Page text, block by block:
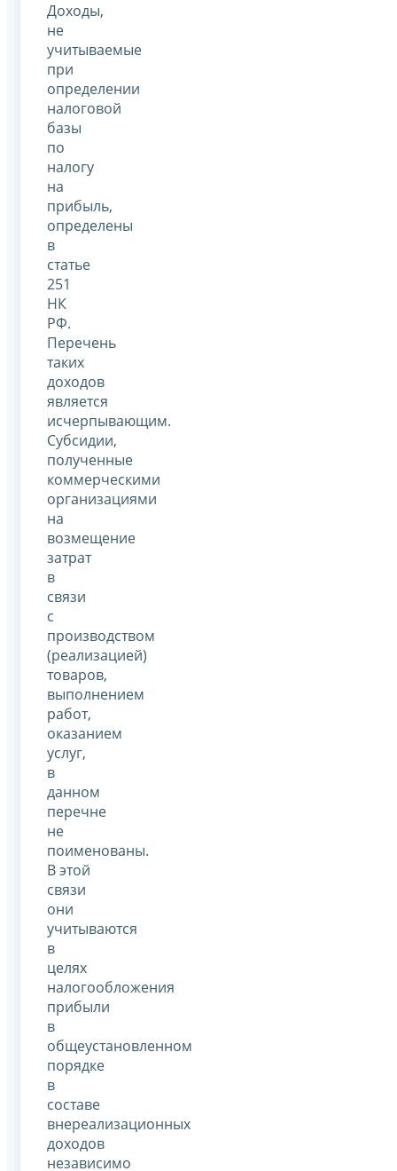
Доходы,
не
учитываемые
при
определении
налоговой
базы
по
налогу
на
прибыль,
определены
в
статье
251
НК
РФ.
Перечень
таких
доходов
является
исчерпывающим.
Субсидии,
полученные
коммерческими
организациями
на
возмещение
затрат
в
связи
с
производством
(реализацией)
товаров,
выполнением
работ,
оказанием
услуг,
в
данном
перечне
не
поименованы.
В этой
связи
они
учитываются
в
целях
налогообложения
прибыли
в
общеустановленном
порядке
в
составе
внереализационных
доходов
независимо